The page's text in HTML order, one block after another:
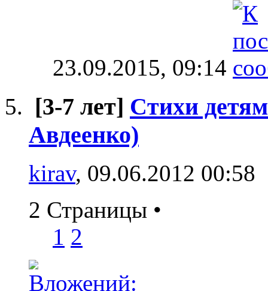
23.09.2015, 09:14
[3-7 лет] Cтихи
Авдеенко)
kirav, 09.06.2012 00:58
2 Страницы •
1 2